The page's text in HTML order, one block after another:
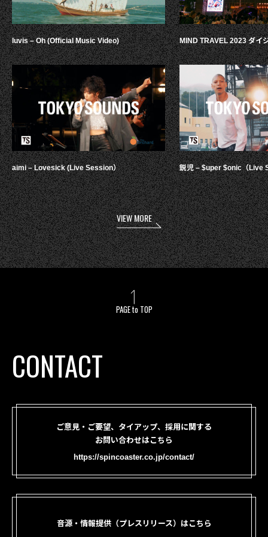
luvis – Oh (Official Music Video)
aimi – Lovesick (Live Session）
MIND TRAVEL 2023 ダイ
鋭児 – $uper $onic（Live
VIEW MORE
PAGE to TOP
CONTACT
ご意見・ご要望、タイアップ、採用に関する
お問い合わせはこちら
https://spincoaster.co.jp/contact/
音源・情報提供（プレスリリース）はこちら